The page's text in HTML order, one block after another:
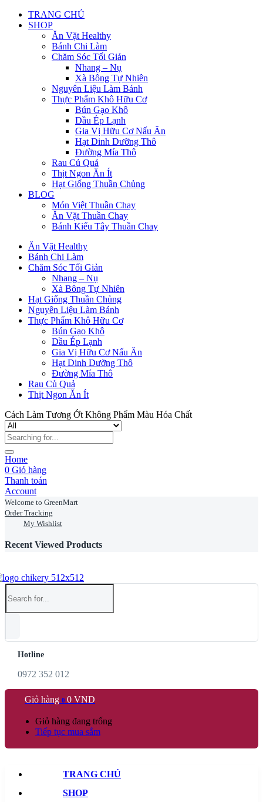
TRANG CHỦ
SHOP
Ăn Vặt Healthy
Bánh Chi Làm
Chăm Sóc Tối Giản
Nhang – Nụ
Xà Bông Tự Nhiên
Nguyên Liệu Làm Bánh
Thực Phẩm Khô Hữu Cơ
Bún Gạo Khô
Dầu Ép Lạnh
Gia Vị Hữu Cơ Nấu Ăn
Hạt Dinh Dưỡng Thô
Đường Mía Thô
Rau Củ Quả
Thịt Ngon Ăn Ít
Hạt Giống Thuần Chủng
BLOG
Món Việt Thuần Chay
Ăn Vặt Thuần Chay
Bánh Kiểu Tây Thuần Chay
Ăn Vặt Healthy
Bánh Chi Làm
Chăm Sóc Tối Giản
Nhang – Nụ
Xà Bông Tự Nhiên
Hạt Giống Thuần Chủng
Nguyên Liệu Làm Bánh
Thực Phẩm Khô Hữu Cơ
Bún Gạo Khô
Dầu Ép Lạnh
Gia Vị Hữu Cơ Nấu Ăn
Hạt Dinh Dưỡng Thô
Đường Mía Thô
Rau Củ Quả
Thịt Ngon Ăn Ít
Cách Làm Tương Ớt Không Phẩm Màu Hóa Chất
Home
0 Giỏ hàng
Thanh toán
Account
Welcome to GreenMart
Order Tracking
My Wishlist
Recent Viewed Products
Hotline
0972 352 012
Giỏ hàng 0 0 VND
Giỏ hàng đang trống
Tiếp tục mua sắm
TRANG CHỦ
SHOP